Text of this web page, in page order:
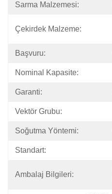
Sarma Malzemesi:
Çekirdek Malzeme:
Başvuru:
Nominal Kapasite:
Garanti:
Vektör Grubu:
Soğutma Yöntemi:
Standart:
Ambalaj Bilgileri: